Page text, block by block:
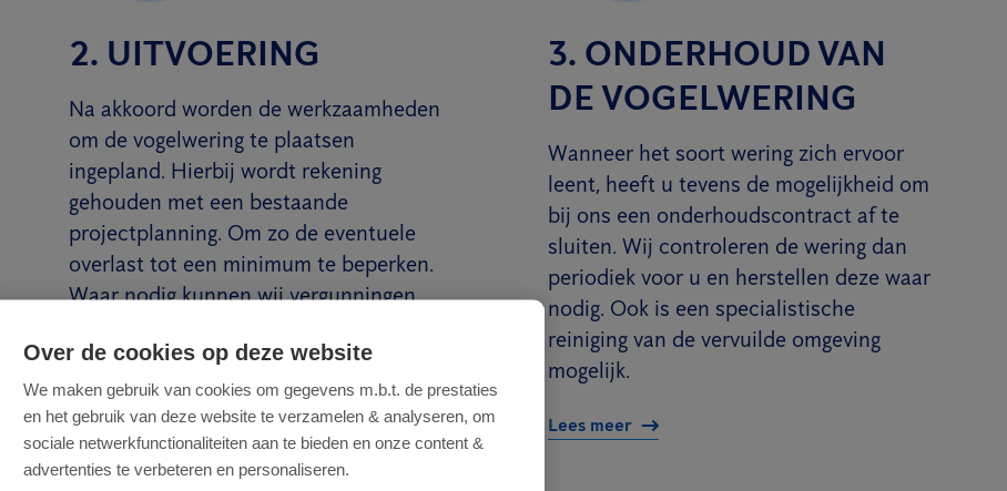
2. UITVOERING
Na akkoord worden de werkzaamheden
om de vogelwering te plaatsen
ingepland. Hierbij wordt rekening
gehouden met een bestaande
projectplanning. Om zo de eventuele
overlast tot een minimum te beperken.
Waar nodig kunnen wij vergunningen
buren of de gemeente.
Lees meer
3. ONDERHOUD VAN
DE VOGELWERING
Wanneer het soort wering zich ervoor
leent, heeft u tevens de mogelijkheid om
bij ons een onderhoudscontract af te
sluiten. Wij controleren de wering dan
periodiek voor u en herstellen deze waar
nodig. Ook is een specialistische
reiniging van de vervuilde omgeving
mogelijk.
Lees meer
Over de cookies op deze website
We maken gebruik van cookies om gegevens m.b.t. de prestaties
en het gebruik van deze website te verzamelen & analyseren, om
sociale netwerkfunctionaliteiten aan te bieden en onze content &
advertenties te verbeteren en personaliseren.